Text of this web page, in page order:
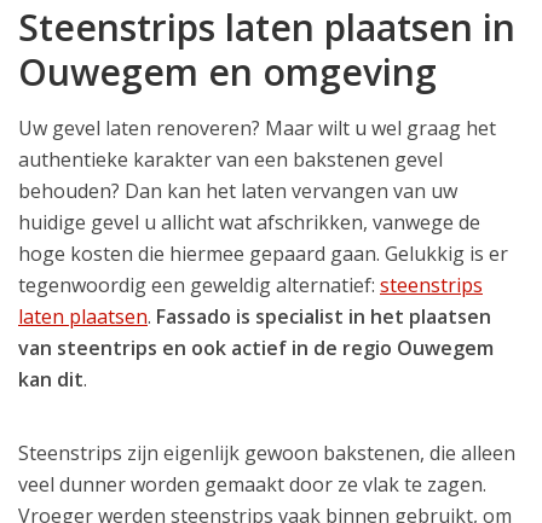
Steenstrips laten plaatsen in
Ouwegem en omgeving
Uw gevel laten renoveren? Maar wilt u wel graag het
authentieke karakter van een bakstenen gevel
behouden? Dan kan het laten vervangen van uw
huidige gevel u allicht wat afschrikken, vanwege de
hoge kosten die hiermee gepaard gaan. Gelukkig is er
tegenwoordig een geweldig alternatief: steenstrips
laten plaatsen. Fassado is specialist in het plaatsen
van steentrips en ook actief in de regio Ouwegem
kan dit.
Steenstrips zijn eigenlijk gewoon bakstenen, die alleen
veel dunner worden gemaakt door ze vlak te zagen.
Vroeger werden steenstrips vaak binnen gebruikt, om